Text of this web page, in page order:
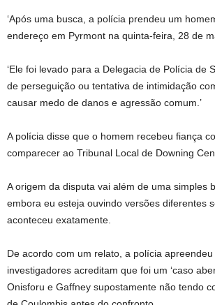
‘Após uma busca, a polícia prendeu um
endereço em Pyrmont na quinta-feira, 28 de
‘Ele foi levado para a Delegacia de Polícia de
de perseguição ou tentativa de intimidação
causar medo de danos e agressão comum.’
A polícia disse que o homem recebeu fiança
comparecer ao Tribunal Local de Downing
A origem da disputa vai além de uma simples
embora eu esteja ouvindo versões diferentes
aconteceu exatamente.
De acordo com um relato, a polícia
investigadores acreditam que foi um ‘caso
Onisforu e Gaffney supostamente não tendo